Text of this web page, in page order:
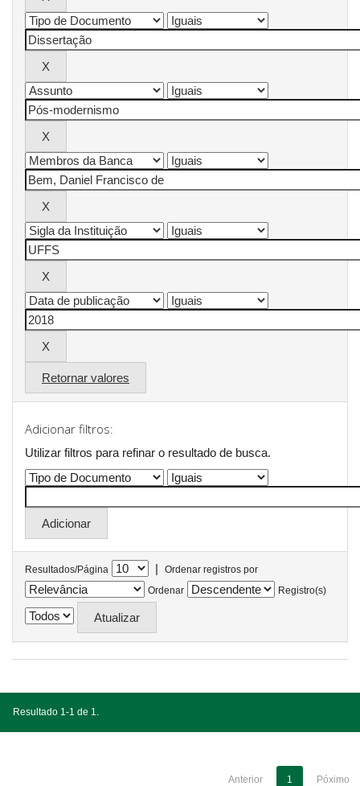
Retornar valores
Adicionar filtros:
Utilizar filtros para refinar o resultado de busca.
Resultados/Página |
Ordenar registros por
Ordenar
Registro(s)
Resultado 1-1 de 1.
Anterior 1 Póximo